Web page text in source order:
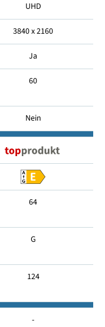
UHD
3840 x 2160
Ja
60
Nein
64
G
124
-